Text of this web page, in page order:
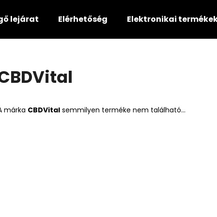
lejárat Elérhetőség Elektronikai
márka CBDVital semmilyen terméke nem található...